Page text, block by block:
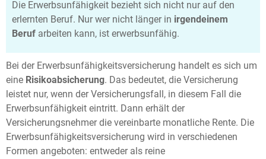
Die Erwerbsunfähigkeit bezieht sich nicht nur auf den
erlernten Beruf. Nur wer nicht länger in irgendeinem
Beruf arbeiten kann, ist erwerbsunfähig.
Bei der Erwerbsunfähigkeitsversicherung handelt es sich um
eine Risikoabsicherung. Das bedeutet, die Versicherung
leistet nur, wenn der Versicherungsfall, in diesem Fall die
Erwerbsunfähigkeit eintritt. Dann erhält der
Versicherungsnehmer die vereinbarte monatliche Rente. Die
Erwerbsunfähigkeitsversicherung wird in verschiedenen
Formen angeboten: entweder als reine